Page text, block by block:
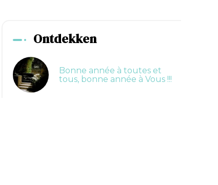
Ontdekken
Bonne année à toutes et
tous, bonne année à Vous !!!